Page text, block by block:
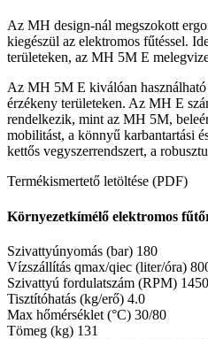
Az MH design-nál megszokott
kiegészül az elektromos fűtéssel.
területeken, az MH 5M E
Az MH 5M E kiválóan
érzékeny területeken. Az MH E
rendelkezik, mint az MH 5M,
mobilitást, a könnyű karbantartási
kettős vegyszerrendszert, a
Termékismertető letöltése (PDF)
Környezetkímélő elektromos
Szivattyúnyomás (bar) 180
Vízszállítás qmax/qiec (liter/óra)
Szivattyú fordulatszám (RPM) 1450
Tisztítóhatás (kg/erő) 4.0
Max hőmérséklet (°C) 30/80
Tömeg (kg) 131